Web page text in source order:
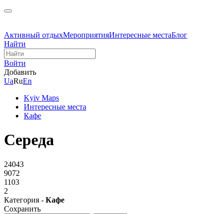
Активный отдыхМероприятияИнтересные местаБлог
Найти
Войти
Добавить
UaRuEn
Kyiv Maps
Интересные места
Кафе
Середа
24043
9072
1103
2
Категория - Кафе
Сохранить